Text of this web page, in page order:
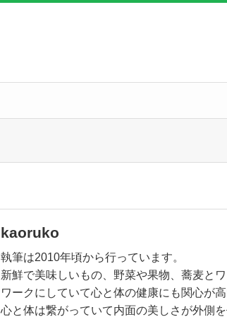
kaoruko
執筆は2010年頃から行っています。
新鮮で美味しいもの、野菜や果物、蕎麦と
ワークにしていて心と体の健康にも関心が高
心と体は繋がっていて内面の美しさが外側を